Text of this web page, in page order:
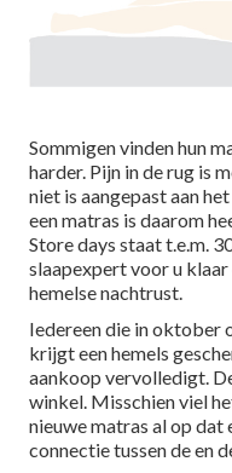
Sommigen vinden hun
harder. Pijn in de rug is
niet is aangepast aan
een matras is daarom
Store days staat t.e.m.
slaapexpert voor u klaar
hemelse nachtrust.
Iedereen die in oktober
krijgt een hemels
aankoop vervolledigt.
winkel. Misschien viel
nieuwe matras al op
connectie tussen de en